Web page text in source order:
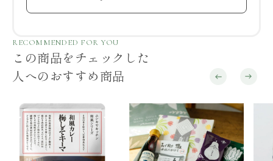
RECOMMENDED FOR YOU
この商品をチェックした
人へのおすすめ商品